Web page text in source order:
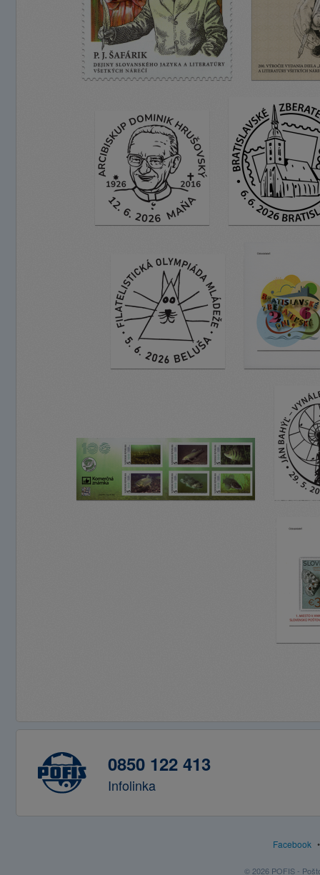
0850 122 413
Infolinka
Facebook
© 2026 POFIS -